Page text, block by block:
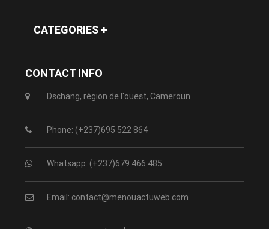
CATEGORIES +
CONTACT INFO
Dschang, région de l'ouest, Cameroun
Phone: (+237)695 522 864
Whatsapp: (+237)679 466 485
Email: contact@menouactuweb.com